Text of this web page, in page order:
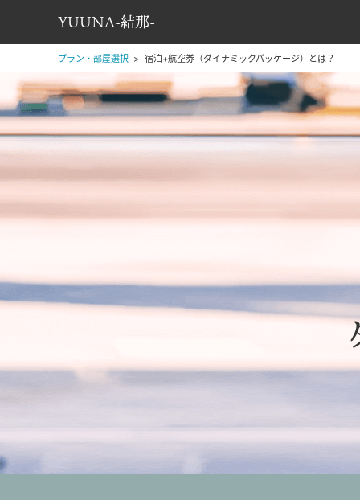
YUUNA-結那-
プラン・部屋選択 宿泊+航空券（ダイナミックパッケージ）とは？